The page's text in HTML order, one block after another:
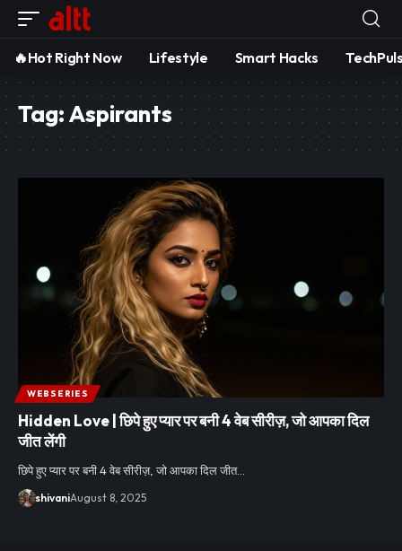
🔥Hot Right Now Lifestyle Smart Hacks
Tag:Aspirants
WEBSERIES
Hidden Love | छिपे हुए प्यार पर बनी 4 वेब सीरीज़, जो आपका दिल
जीत लेंगी
छिपे हुए प्यार पर बनी 4 वेब सीरीज़, जो आपका दिल जीत…
shivaniAugust 8, 2025